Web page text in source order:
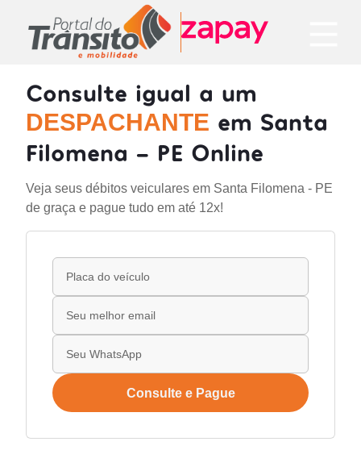
Consulte igual a um
DESPACHANTE em Santa
Filomena - PE Online
Veja seus débitos veiculares em Santa Filomena - PE
de graça e pague tudo em até 12x!
Consulte e Pague